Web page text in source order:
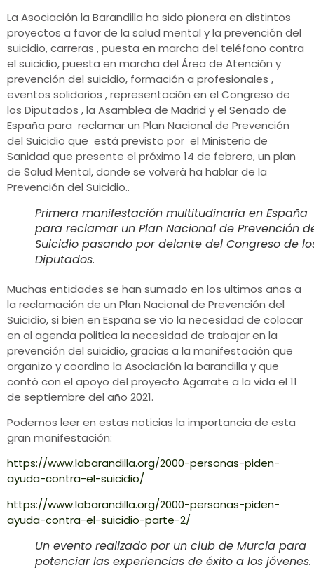
La Asociación la Barandilla ha sido pionera en distintos
proyectos a favor de la salud mental y la prevención del
suicidio, carreras , puesta en marcha del teléfono contra
el suicidio, puesta en marcha del Área de Atención y
prevención del suicidio, formación a profesionales ,
eventos solidarios , representación en el Congreso de
los Diputados , la Asamblea de Madrid y el Senado de
España para reclamar un Plan Nacional de Prevención
del Suicidio que está previsto por el Ministerio de
Sanidad que presente el próximo 14 de febrero, un plan
de Salud Mental, donde se volverá ha hablar de la
Prevención del Suicidio..
Primera manifestación multitudinaria en España
para reclamar un Plan Nacional de Prevención
Suicidio pasando por delante del Congreso de
Diputados.
Muchas entidades se han sumado en los ultimos años a
la reclamación de un Plan Nacional de Prevención del
Suicidio, si bien en España se vio la necesidad de colocar
en al agenda politica la necesidad de trabajar en la
prevención del suicidio, gracias a la manifestación que
organizo y coordino la Asociación la barandilla y que
contó con el apoyo del proyecto Agarrate a la vida el 11
de septiembre del año 2021.
Podemos leer en estas noticias la importancia de esta
gran manifestación:
https://www.labarandilla.org/2000-personas-piden-
ayuda-contra-el-suicidio/
https://www.labarandilla.org/2000-personas-piden-
ayuda-contra-el-suicidio-parte-2/
Un evento realizado por un club de Murcia para
potenciar las experiencias de éxito a los jóvenes.